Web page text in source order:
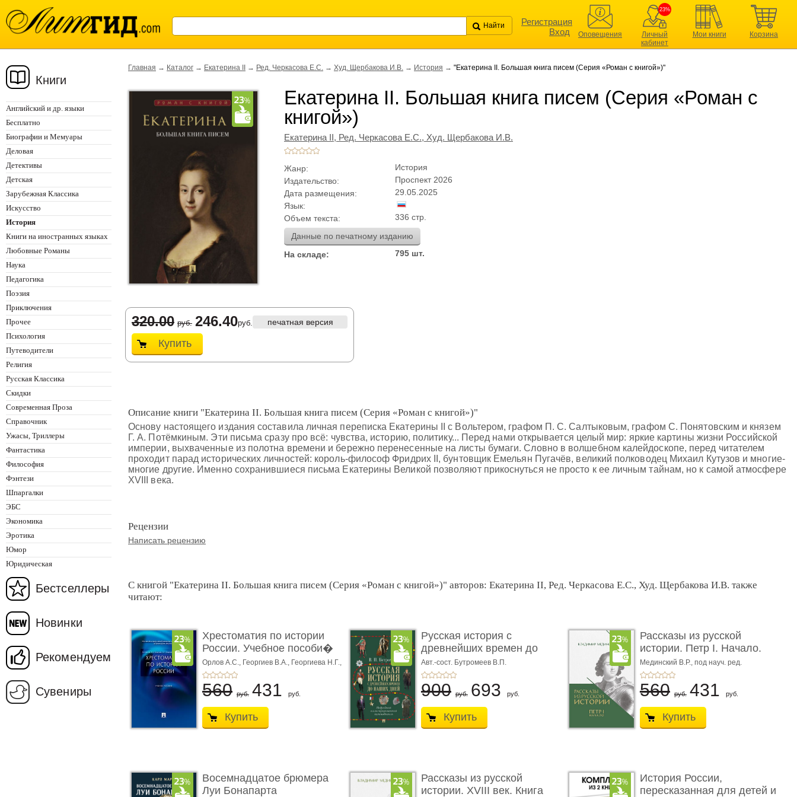
Регистрация
Вход
Оповещения
23%
Личный
кабинет
Мои книги Корзина
Книги
Английский и др. языки
Бесплатно
Биографии и Мемуары
Деловая
Детективы
Детская
Зарубежная Классика
Искусство
История
Книги на иностранных языках
Любовные Романы
Наука
Педагогика
Поэзия
Приключения
Прочее
Психология
Путеводители
Религия
Русская Классика
Скидки
Современная Проза
Справочник
Ужасы, Триллеры
Фантастика
Философия
Фэнтези
Шпаргалки
ЭБС
Экономика
Эротика
Юмор
Юридическая
Бестселлеры
Новинки
Рекомендуем
Сувениры
Главная → Каталог → Екатерина II → Ред. Черкасова Е.С. → Худ. Щербакова И.В. → История → "Екатерина II. Большая книга писем (Серия «Роман с книгой»)"
Екатерина II. Большая книга писем (Серия «Роман с
книгой»)
Екатерина II, Ред. Черкасова Е.С., Худ. Щербакова И.В.
Жанр:
История
Издательство:
Проспект 2026
Дата размещения:
29.05.2025
Язык:
Объем текста:
336 стр.
Данные по печатному изданию
На складе:
795 шт.
320.00 руб. 246.40руб. печатная версия
Купить
Описание книги "Екатерина II. Большая книга писем (Серия «Роман с книгой»)"
Основу настоящего издания составила личная переписка Екатерины II с Вольтером, графом П. С. Салтыковым, графом С. Понятовским и князем
Г. А. Потёмкиным. Эти письма сразу про всё: чувства, историю, политику... Перед нами открывается целый мир: яркие картины жизни Российской
империи, выхваченные из полотна времени и бережно перенесенные на листы бумаги. Словно в волшебном калейдоскопе, перед читателем
проходит парад исторических личностей: король-философ Фридрих II, бунтовщик Емельян Пугачёв, великий полководец Михаил Кутузов и многие-
многие другие. Именно сохранившиеся письма Екатерины Великой позволяют прикоснуться не просто к ее личным тайнам, но к самой атмосфере
XVIII века.
Рецензии
Написать рецензию
С книгой "Екатерина II. Большая книга писем (Серия «Роман с книгой»)" авторов: Екатерина II, Ред. Черкасова Е.С., Худ. Щербакова И.В. также
читают:
Хрестоматия по истории
России. Учебное пособи�
...
Орлов А.С., Георгиев В.А., Георгиева Н.Г.,
Сивохина Т.А.
560 руб. 431 руб.
Купить
Русская история с
древнейших времен до
наших д ...
Авт.-сост. Бутромеев В.П.
900 руб. 693 руб.
Купить
Рассказы из русской
истории. Петр I. Начало.
Кни ...
Мединский В.Р., под науч. ред.
Никифорова Ю.А.
560 руб. 431 руб.
Купить
Восемнадцатое брюмера
Луи Бонапарта
Рассказы из русской
истории. XVIII век. Книга
История России,
пересказанная для детей и